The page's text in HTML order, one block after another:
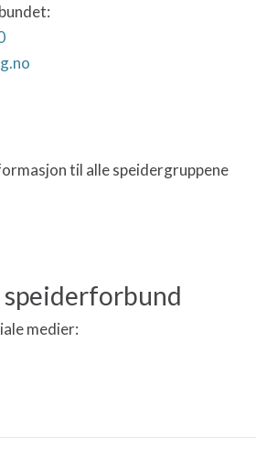
til alle speidergruppene
speiderforbund
medier: